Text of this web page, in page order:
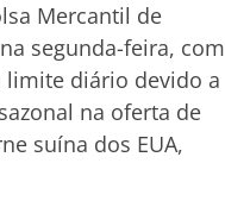
Mercantil de
segunda-feira, com
diário devido a
na oferta de
suína dos EUA,